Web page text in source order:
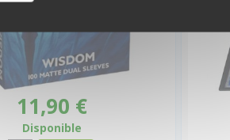
11,90 €
Disponible